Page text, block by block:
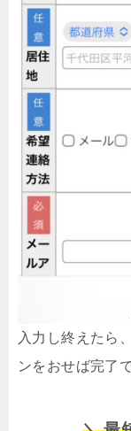
入力し終えたら
ンをおせば完了で